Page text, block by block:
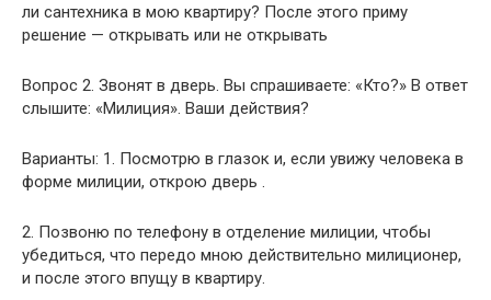
ли сантехника в мою квартиру? После этого приму
решение — открывать или не открывать
Вопрос 2. Звонят в дверь. Вы спрашиваете: «Кто?» В ответ
слышите: «Милиция». Ваши действия?
Варианты: 1. Посмотрю в глазок и, если увижу человека в
форме милиции, открою дверь .
2. Позвоню по телефону в отделение милиции, чтобы
убедиться, что передо мною действительно милиционер,
и после этого впущу в квартиру.